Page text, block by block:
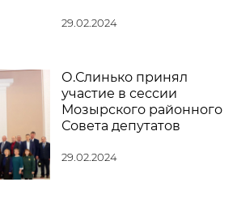
29.02.2024
О.Слинько принял
участие в сессии
Мозырского районного
Совета депутатов
29.02.2024